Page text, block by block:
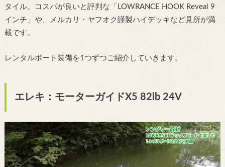
タイル。コスパが良いと評判な「LOWRANCE HOOK Reveal 9
インチ」や、メルカリ・ヤフオク謹製ハイデッキなど見所が満
載です。
レンタルボート装備を1つずつご紹介していきます。
エレキ：モーターガイドX5 82lb 24V